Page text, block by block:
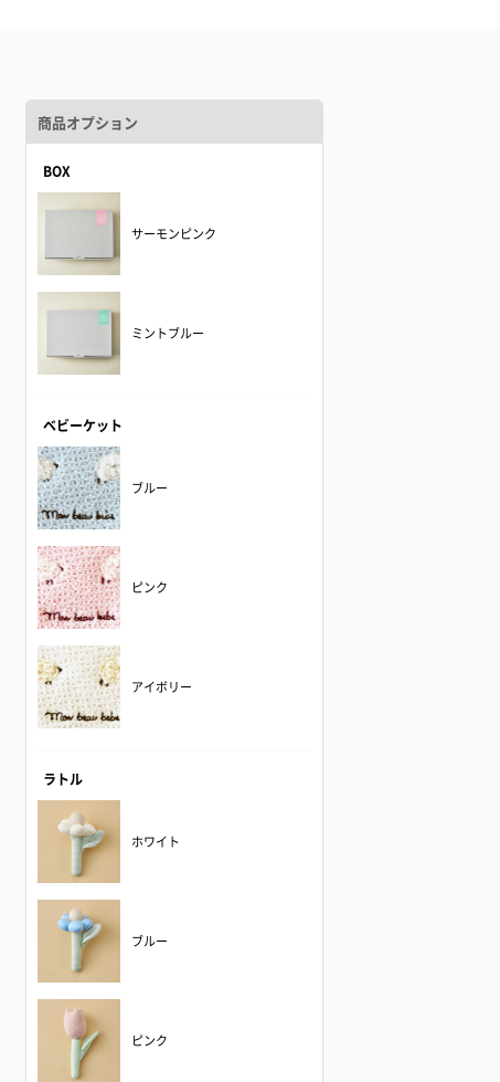
商品オプション
BOX
サーモンピンク
ミントブルー
ベビーケット
ブルー
ピンク
アイボリー
ラトル
ホワイト
ブルー
ピンク